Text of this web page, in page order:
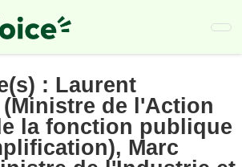
: Laurent
de l'Action
la fonction publique
Marc